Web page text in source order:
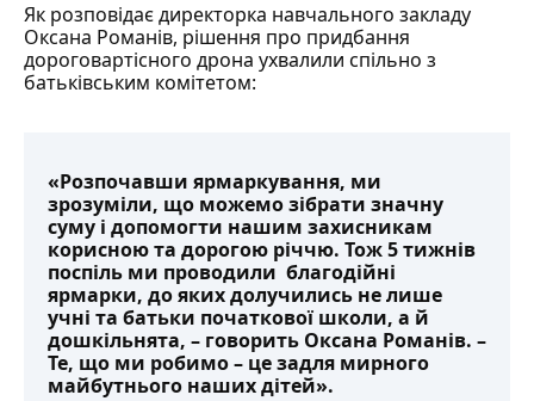
Як розповідає директорка навчального закладу
Оксана Романів, рішення про придбання
дороговартісного дрона ухвалили спільно з
батьківським комітетом:
«Розпочавши ярмаркування, ми
зрозуміли, що можемо зібрати значну
суму і допомогти нашим захисникам
корисною та дорогою річчю. Тож 5 тижнів
поспіль ми проводили благодійні
ярмарки, до яких долучились не лише
учні та батьки початкової школи, а й
дошкільнята, – говорить Оксана Романів. –
Те, що ми робимо – це задля мирного
майбутнього наших дітей».